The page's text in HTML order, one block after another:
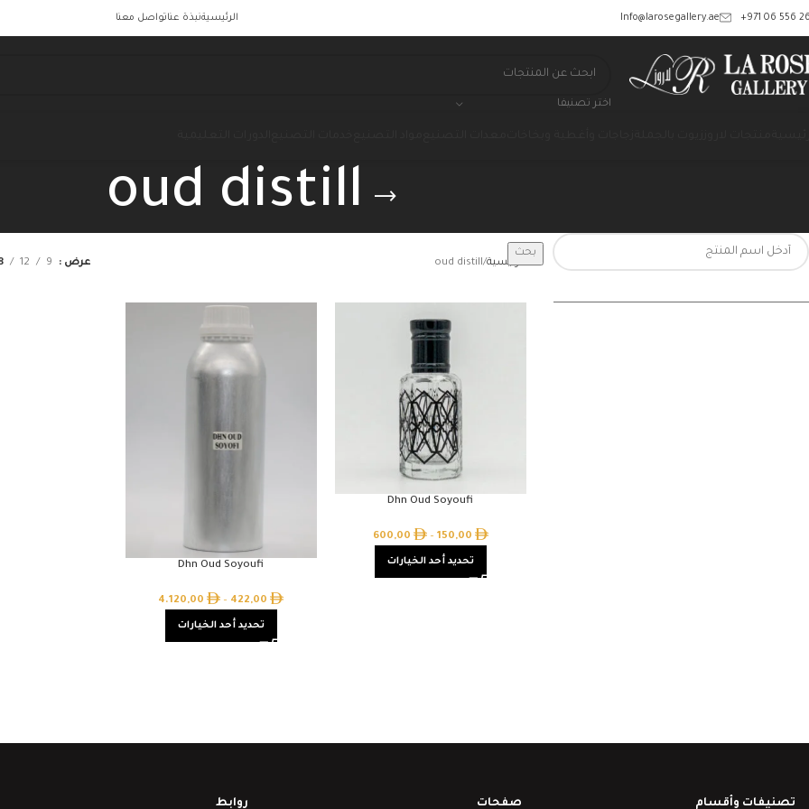
‎+971 06 556
Info@larosegallery.ae الرئيسيةنبذة عناتواصل معنا
اختر تصنيفا
oud distill
بحث
الرئيسية oud distill عرض 9
12
Dhn Oud Soyoufi
150,00
–
600,00
تحديد أحد الخيارات Dhn Oud Soyoufi
422,00
–
4.120,00
تحديد أحد الخيارات
تصنيفات وأقسام صفحات روابط